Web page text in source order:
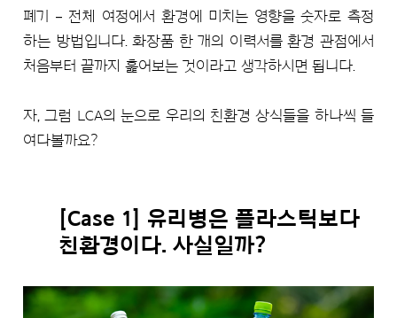
폐기 – 전체 여정에서 환경에 미치는 영향을 숫자로 측정
하는 방법입니다. 화장품 한 개의 이력서를 환경 관점에서
처음부터 끝까지 훑어보는 것이라고 생각하시면 됩니다.
자, 그럼 LCA의 눈으로 우리의 친환경 상식들을 하나씩 들
여다볼까요?
[Case 1] 유리병은 플라스틱보다
친환경이다. 사실일까?